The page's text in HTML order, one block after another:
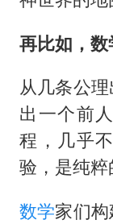
再比如，数
从几条公
出一个前
程，几乎
验，是纯粹
数学家们